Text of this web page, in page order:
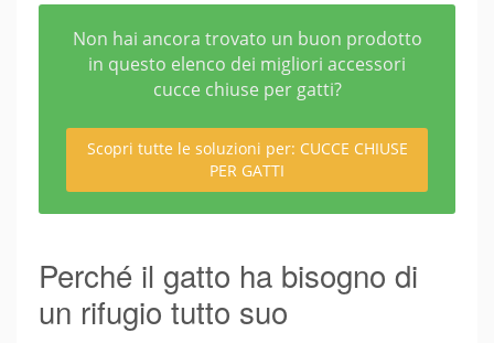
Non hai ancora trovato un buon prodotto
in questo elenco dei migliori accessori
cucce chiuse per gatti?
Scopri tutte le soluzioni per: CUCCE CHIUSE
PER GATTI
Perché il gatto ha bisogno di
un rifugio tutto suo